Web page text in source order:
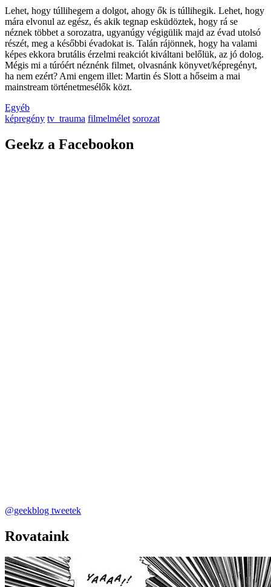
Lehet, hogy túllihegem a dolgot, ahogy ők is túllihegik. Lehet, hogy
mára elvonul az egész, és akik tegnap esküdöztek, hogy rá se
néznek többet a sorozatra, ugyanúgy végigülik majd az évad utolsó
részét, meg a későbbi évadokat is. Talán rájönnek, hogy ha valami
képes ekkora brutális érzelmi reakciót kiváltani belőlük, az jó dolog.
Mégis mi a túróért néznénk filmet, olvasnánk könyvet/képregényt,
ha nem ezért? Ami engem illet: Martin és Slott a hőseim a mai
mainstream történetmesélők közt.
Egyéb
képregény tv_trauma filmelmélet sorozat
Geekz a Facebookon
@geekblog tweetek
Rovataink